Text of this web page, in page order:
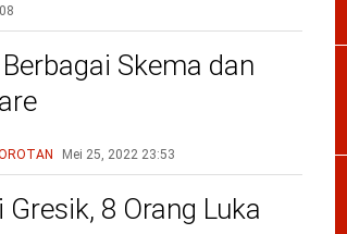
Skema dan
Mei 25, 2022 23:53
8 Orang Luka